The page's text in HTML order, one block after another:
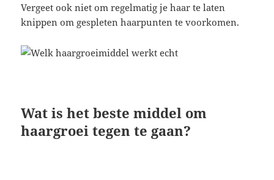
Vergeet ook niet om regelmatig je haar te laten
knippen om gespleten haarpunten te voorkomen.
Wat is het beste middel om
haargroei tegen te gaan?